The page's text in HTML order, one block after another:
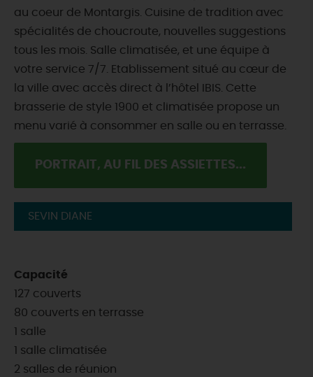
au coeur de Montargis. Cuisine de tradition avec
spécialités de choucroute, nouvelles suggestions
tous les mois. Salle climatisée, et une équipe à
votre service 7/7. Etablissement situé au cœur de
la ville avec accès direct à l’hôtel IBIS. Cette
brasserie de style 1900 et climatisée propose un
menu varié à consommer en salle ou en terrasse.
PORTRAIT, AU FIL DES ASSIETTES...
SEVIN DIANE
Capacité
127 couverts
80 couverts en terrasse
1 salle
1 salle climatisée
2 salles de réunion